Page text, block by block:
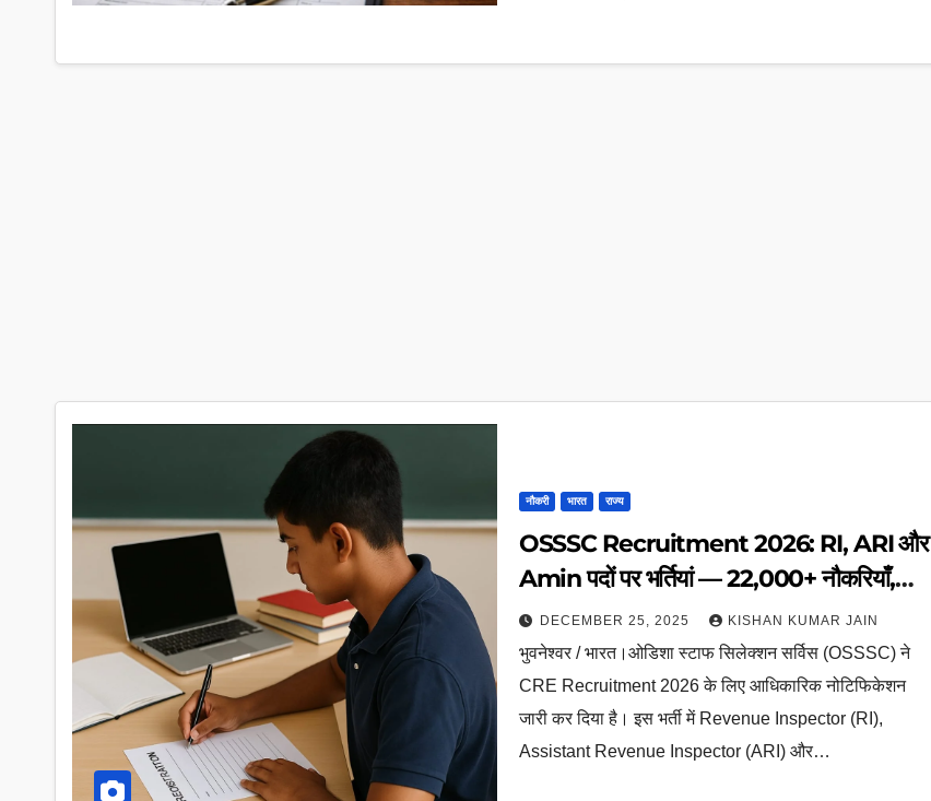
नौकरी भारत राज्य
OSSSC Recruitment 2026: RI, ARI और
Amin पदों पर भर्तियां — 22,000+ नौकरियाँ,
Apply शुरू 29 दिसंबर से
DECEMBER 25, 2025 KISHAN KUMAR JAIN
भुवनेश्वर / भारत।ओडिशा स्टाफ सिलेक्शन सर्विस (OSSSC) ने
CRE Recruitment 2026 के लिए आधिकारिक नोटिफिकेशन
जारी कर दिया है। इस भर्ती में Revenue Inspector (RI),
Assistant Revenue Inspector (ARI) और…